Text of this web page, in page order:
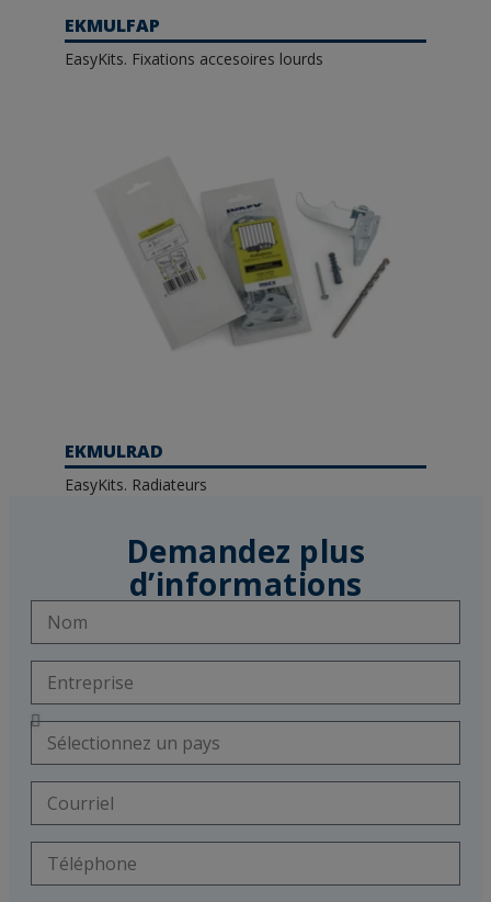
EKMULFAP
EasyKits. Fixations accesoires lourds
EKMULRAD
EasyKits. Radiateurs
Demandez plus
d’informations